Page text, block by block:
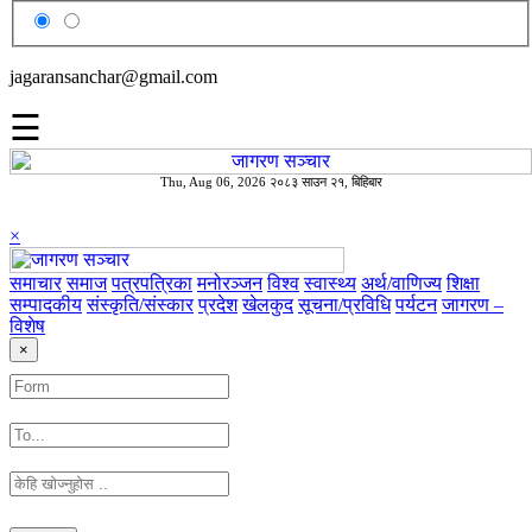
jagaransanchar@gmail.com
☰
Thu, Aug 06, 2026 २०८३ साउन २१, बिहिबार
×
समाचार समाज पत्रपत्रिका मनोरञ्जन विश्व स्वास्थ्य अर्थ/वाणिज्य शिक्षा
सम्पादकीय संस्कृति/संस्कार प्रदेश खेलकुद सूचना/प्रविधि पर्यटन जागरण –
विशेष
×